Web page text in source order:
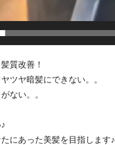
質改善！
ツヤ暗髪にできない。。
ない。。
にあった美髪を目指します♪